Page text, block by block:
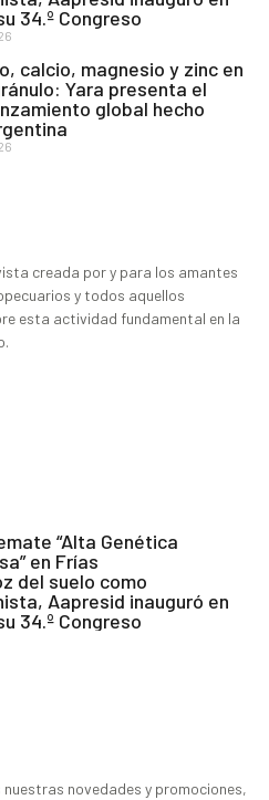
34.º Congreso
calcio, magnesio y zinc en
Yara presenta el
global hecho
creada por y para los amantes
y todos aquellos
esta actividad fundamental en la
“Alta Genética
en Frías
del suelo como
Aapresid inauguró en
34.º Congreso
novedades y promociones,